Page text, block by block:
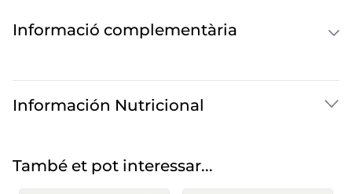
Informació complementària
Información Nutricional
També et pot interessar...